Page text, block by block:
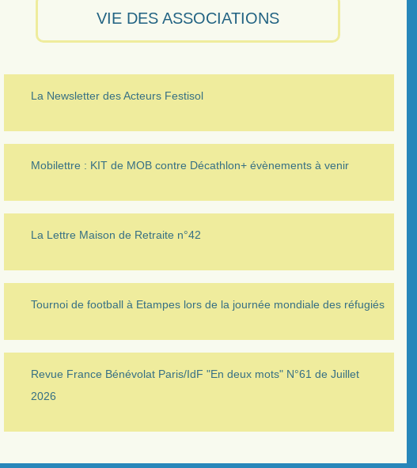
VIE DES ASSOCIATIONS
La Newsletter des Acteurs Festisol
Mobilettre : KIT de MOB contre Décathlon+ évènements à venir
La Lettre Maison de Retraite n°42
Tournoi de football à Etampes lors de la journée mondiale des réfugiés
Revue France Bénévolat Paris/IdF "En deux mots" N°61 de Juillet
2026